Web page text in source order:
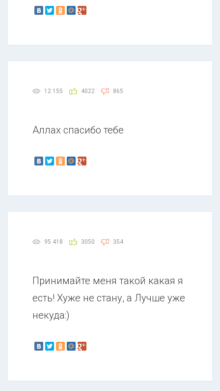
12 155 4022 865
Аллах спасибо тебе
95 418 3050 354
Принимайте меня такой какая я
есть! Хуже не стану, а Лучше уже
некуда:)